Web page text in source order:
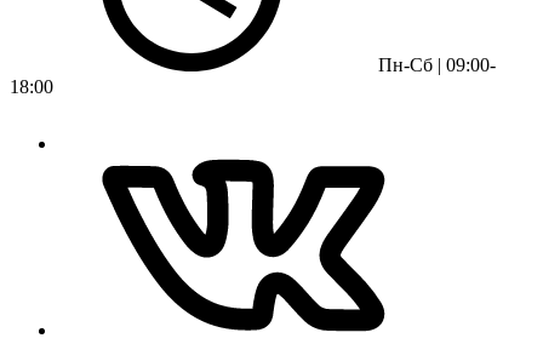
Пн-Сб | 09:00-
18:00